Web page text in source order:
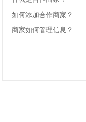
如何添加合作商家？
商家如何管理信息？